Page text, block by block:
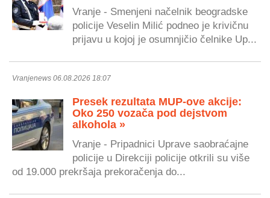
Vranje - Smenjeni načelnik beogradske
policije Veselin Milić podneo je krivičnu
prijavu u kojoj je osumnjičio čelnike Up...
Vranjenews 06.08.2026 18:07
Presek rezultata MUP-ove akcije:
Oko 250 vozača pod dejstvom
alkohola »
Vranje - Pripadnici Uprave saobraćajne
policije u Direkciji policije otkrili su više
od 19.000 prekršaja prekoračenja do...